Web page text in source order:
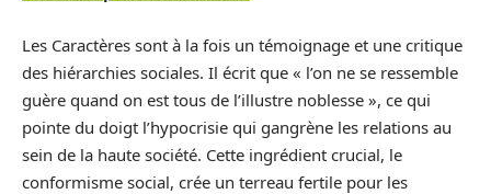
Les Caractères sont à la fois un témoignage et une critique
des hiérarchies sociales. Il écrit que « l’on ne se ressemble
guère quand on est tous de l’illustre noblesse », ce qui
pointe du doigt l’hypocrisie qui gangrène les relations au
sein de la haute société. Cette ingrédient crucial, le
conformisme social, crée un terreau fertile pour les